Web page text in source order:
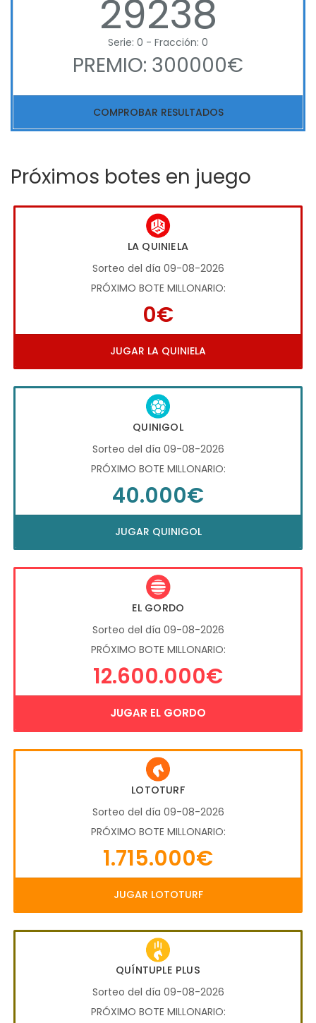
29238
Serie: 0 - Fracción: 0
PREMIO: 300000€
COMPROBAR RESULTADOS
Próximos botes en juego
LA QUINIELA
Sorteo del día 09-08-2026
PRÓXIMO BOTE MILLONARIO:
0€
JUGAR LA QUINIELA
QUINIGOL
Sorteo del día 09-08-2026
PRÓXIMO BOTE MILLONARIO:
40.000€
JUGAR QUINIGOL
EL GORDO
Sorteo del día 09-08-2026
PRÓXIMO BOTE MILLONARIO:
12.600.000€
JUGAR EL GORDO
LOTOTURF
Sorteo del día 09-08-2026
PRÓXIMO BOTE MILLONARIO:
1.715.000€
JUGAR LOTOTURF
QUÍNTUPLE PLUS
Sorteo del día 09-08-2026
PRÓXIMO BOTE MILLONARIO: